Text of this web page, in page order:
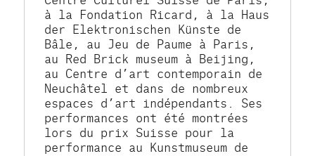
à la Fondation Ricard, à la Haus
der Elektronischen Künste de
Bâle, au Jeu de Paume à Paris,
au Red Brick museum à Beijing,
au Centre d’art contemporain de
Neuchâtel et dans de nombreux
espaces d’art indépendants. Ses
performances ont été montrées
lors du prix Suisse pour la
performance au Kunstmuseum de